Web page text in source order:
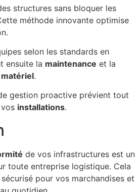
structures sans bloquer les
méthode innovante optimise
selon les standards en
ensuite la maintenance et la
matériel.
gestion proactive prévient tout
vos installations.
de vos infrastructures est un
toute entreprise logistique. Cela
sécurisé pour vos marchandises et